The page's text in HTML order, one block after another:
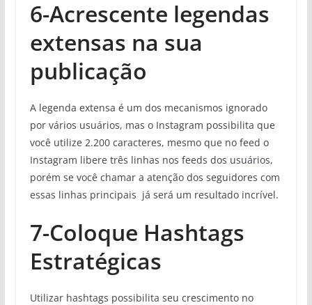
6-Acrescente legendas
extensas na sua
publicação
A legenda extensa é um dos mecanismos ignorado
por vários usuários, mas o Instagram possibilita que
você utilize 2.200 caracteres, mesmo que no feed o
Instagram libere três linhas nos feeds dos usuários,
porém se você chamar a atenção dos seguidores com
essas linhas principais já será um resultado incrível.
7-Coloque Hashtags
Estratégicas
Utilizar hashtags possibilita seu crescimento no